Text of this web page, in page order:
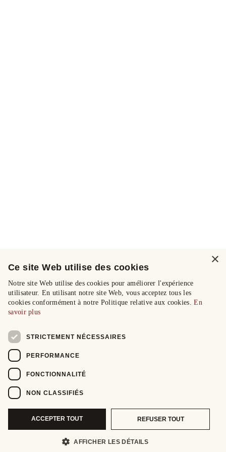
×
Ce site Web utilise des cookies
Notre site Web utilise des cookies pour améliorer l'expérience
utilisateur. En utilisant notre site Web, vous acceptez tous les
cookies conformément à notre Politique relative aux cookies.En
savoir plus
STRICTEMENT NÉCESSAIRES
PERFORMANCE
FONCTIONNALITÉ
NON CLASSIFIÉS
ACCEPTER TOUT REFUSER TOUT
AFFICHER LES DÉTAILS